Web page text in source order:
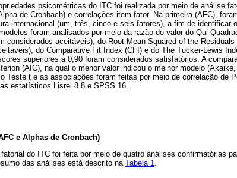
psicométricas do ITC foi realizada por meio de análise
de Cronbach) e correlações item-fator. Na primeira (AFC),
internacional (um, três, cinco e seis fatores), a fim de identificar
foram analisados por meio da razão do valor do Qui-
considerados aceitáveis), do Root Mean Squared of the
do Comparative Fit Index (CFI) e do The Tucker-Lewis
superiores a 0,90 foram considerados satisfatórios. A
(AIC), na qual o menor valor indicou o melhor modelo
Teste t e as associações foram feitas por meio de correlação de
estatísticos Lisrel 8.8 e SPSS 16.
e Alphas de Cronbach)
do ITC foi feita por meio de quatro análises confirmatórias
das análises está descrito naTabela 1.